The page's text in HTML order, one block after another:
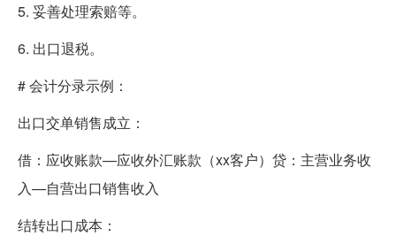
5. 妥善处理索赔等。
6. 出口退税。
# 会计分录示例：
出口交单销售成立：
借：应收账款—应收外汇账款（xx客户）贷：主营业务收
入—自营出口销售收入
结转出口成本：